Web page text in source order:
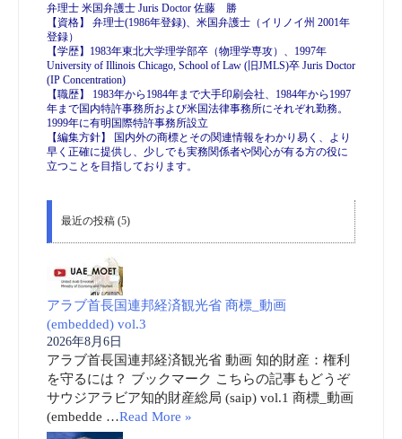
弁理士 米国弁護士 Juris Doctor 佐藤 勝
【資格】 弁理士(1986年登録)、米国弁護士（イリノイ州 2001年
登録）
【学歴】1983年東北大学理学部卒（物理学専攻）、1997年
University of Illinois Chicago, School of Law (旧JMLS)卒 Juris Doctor
(IP Concentration)
【職歴】 1983年から1984年まで大手印刷会社、1984年から1997
年まで国内特許事務所および米国法律事務所にそれぞれ勤務。
1999年に有明国際特許事務所設立
【編集方針】 国内外の商標とその関連情報をわかり易く、より
早く正確に提供し、少しでも実務関係者や関心が有る方の役に
立つことを目指しております。
最近の投稿 (5)
アラブ首長国連邦経済観光省 商標_動画
(embedded) vol.3
2026年8月6日
アラブ首長国連邦経済観光省 動画 知的財産：権利
を守るには？ ブックマーク こちらの記事もどうぞ
サウジアラビア知的財産総局 (saip) vol.1 商標_動画
(embedde …Read More »